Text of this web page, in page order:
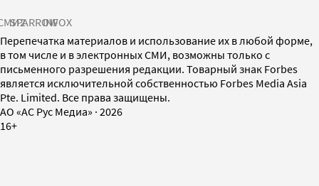
SPARROWINFOX
Перепечатка материалов и использование их в любой форме,
в том числе и в электронных СМИ, возможны только с
письменного разрешения редакции. Товарный знак Forbes
является исключительной собственностью Forbes Media Asia
Pte. Limited. Все права защищены.
AO «АС Рус Медиа» · 2026
16+